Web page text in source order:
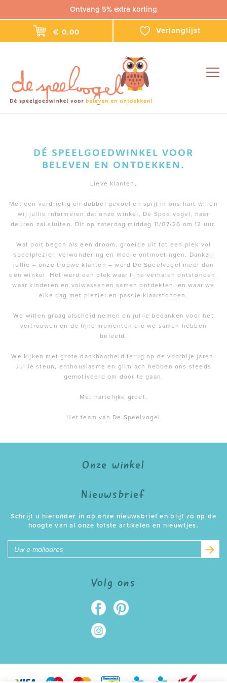
Ontvang 5% extra korting
€ 0,00 Verlanglijst
DÉ SPEELGOEDWINKEL VOOR
BELEVEN EN ONTDEKKEN.
Lieve klanten,
Met een verdrietig en dubbel gevoel en spijt in ons hart willen
wij jullie informeren dat onze winkel, De Speelvogel, haar
deuren zal sluiten. Dit op zaterdag middag 11/07/26 om 12 uur.
Wat ooit begon als een droom, groeide uit tot een plek vol
speelplezier, verwondering en mooie ontmoetingen. Dankzij
jullie – onze trouwe klanten – werd De Speelvogel meer dan
een winkel. Het werd een plek waar fijne verhalen ontstonden,
waar kinderen en volwassenen samen ontdekten, en waar we
elke dag met plezier en passie klaarstonden.
We willen graag afscheid nemen en jullie bedanken voor het
vertrouwen en de fijne momenten die we samen hebben
beleefd.
We kijken met grote dankbaarheid terug op de voorbije jaren.
Jullie steun, enthousiasme en glimlach hebben ons steeds
gemotiveerd om door te gaan.
Met hartelijke groet,
Het team van De Speelvogel
Onze winkel
Nieuwsbrief
Schrijf u hieronder in op onze nieuwsbrief en blijf zo op de
hoogte van al onze tofste artikelen en nieuwtjes.
Volg ons